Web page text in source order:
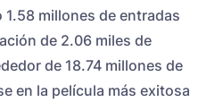
millones de entradas
de 2.06 miles de
de 18.74 millones de
en la película más exitosa